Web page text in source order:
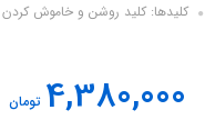
کلیدها: کلید روشن و خاموش
4,380,000 تومان